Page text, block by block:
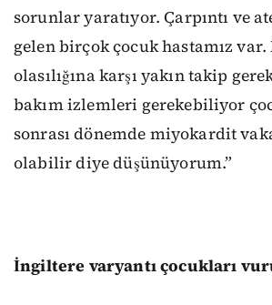
sorunlar yaratıyor. Çarpıntı ve
gelen birçok çocuk hastamız
olasılığına karşı yakın takip
bakım izlemleri gerekebiliyor
sonrası dönemde miyokardit
olabilir diye düşünüyorum.”
İngiltere varyantı çocukları